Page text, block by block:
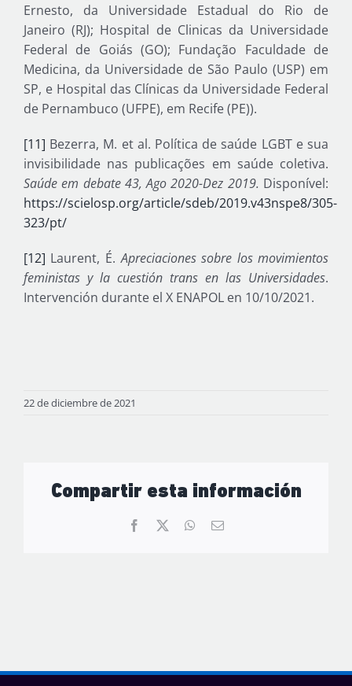
Ernesto, da Universidade Estadual do Rio de
Janeiro (RJ); Hospital de Clinicas da Universidade
Federal de Goiás (GO); Fundação Faculdade de
Medicina, da Universidade de São Paulo (USP) em
SP, e Hospital das Clínicas da Universidade Federal
de Pernambuco (UFPE), em Recife (PE)).
[11] Bezerra, M. et al. Política de saúde LGBT e sua
invisibilidade nas publicações em saúde coletiva.
Saúde em debate 43, Ago 2020-Dez 2019. Disponível:
https://scielosp.org/article/sdeb/2019.v43nspe8/305-
323/pt/
[12] Laurent, É.Apreciaciones sobre los movimientos
feministas y la cuestión trans en las Universidades.
Intervención durante el X ENAPOL en 10/10/2021.
22 de diciembre de 2021
Compartir esta información
Facebook WhatsApp
Correo